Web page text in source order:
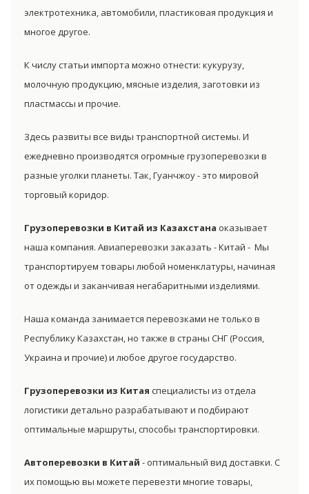
электротехника, автомобили, пластиковая продукция и
многое другое.
К числу статьи импорта можно отнести: кукурузу,
молочную продукцию, мясные изделия, заготовки из
пластмассы и прочие.
Здесь развиты все виды транспортной системы. И
ежедневно производятся огромные грузоперевозки в
разные уголки планеты. Так, Гуанчжоу - это мировой
торговый коридор.
Грузоперевозки в Китай из Казахстана оказывает
наша компания. Авиаперевозки заказать - Китай - Мы
транспортируем товары любой номенклатуры, начиная
от одежды и заканчивая негабаритными изделиями.
Наша команда занимается перевозками не только в
Республику Казахстан, но также в страны СНГ (Россия,
Украина и прочие) и любое другое государство.
Грузоперевозки из Китая специалисты из отдела
логистики детально разрабатывают и подбирают
оптимальные маршруты, способы транспортировки.
Автоперевозки в Китай - оптимальный вид доставки. С
их помощью вы можете перевезти многие товары,